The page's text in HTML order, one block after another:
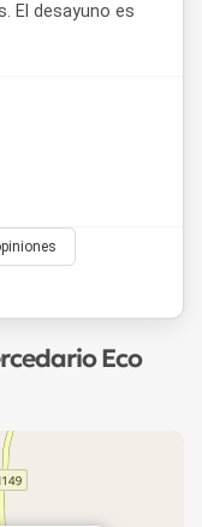
El desayuno es
Eco